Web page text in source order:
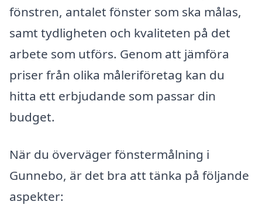
fönstren, antalet fönster som ska målas,
samt tydligheten och kvaliteten på det
arbete som utförs. Genom att jämföra
priser från olika måleriföretag kan du
hitta ett erbjudande som passar din
budget.
När du överväger fönstermålning i
Gunnebo, är det bra att tänka på följande
aspekter: